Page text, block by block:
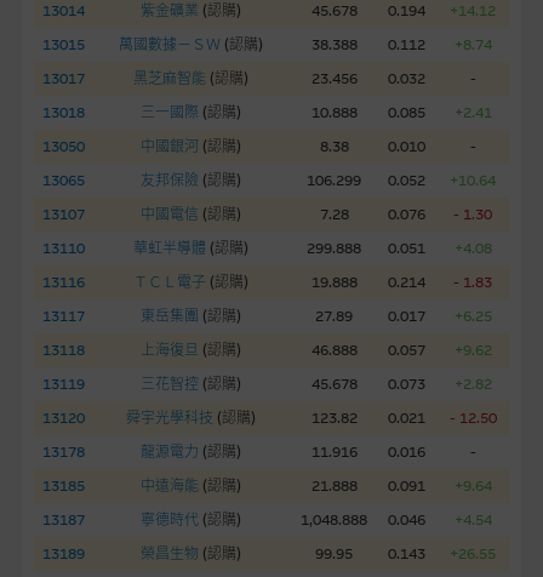
13014
紫金礦業 (認購) 45.678 0.194
+14.12
13015
萬國數據－ＳＷ (認購) 38.388 0.112
+8.74
13017
黑芝麻智能 (認購) 23.456 0.032
-
13018
三一國際 (認購) 10.888 0.085
+2.41
13050
中國銀河 (認購) 8.38 0.010
-
13065
友邦保險 (認購) 106.299 0.052
+10.64
13107
中國電信 (認購) 7.28 0.076
- 1.30
13110
華虹半導體 (認購) 299.888 0.051
+4.08
13116
ＴＣＬ電子 (認購) 19.888 0.214
- 1.83
13117
東岳集團 (認購) 27.89 0.017
+6.25
13118
上海復旦 (認購) 46.888 0.057
+9.62
13119
三花智控 (認購) 45.678 0.073
+2.82
13120
舜宇光學科技 (認購) 123.82 0.021
- 12.50
13178
龍源電力 (認購) 11.916 0.016
-
13185
中遠海能 (認購) 21.888 0.091
+9.64
13187
寧德時代 (認購) 1,048.888 0.046
+4.54
13189
榮昌生物 (認購) 99.95 0.143
+26.55
及合時性負上責任，除非這是有關適用的的法律及/或法規所規
定。
網站內容不構成要約及徵求要約，或作為任何合約的根據，以購
買或銷售任何證券、貸款或其他工具。網站內容由麥格理集團所
品的過去業績並不保證或預測將來表現。
在法律最大許可的情況下，麥格理集團及其任何相關公司或其董
事、高層職員、僱員或代理人不作陳述，亦不保證網站內容，或
整、合時及準確，對任何因任何形式(包括疏忽)由於網站內容的
錯誤、失實、遺漏、或任何人士對網站內容的依賴而導致的損失
或損毀，亦一概不會承擔責任或債務。
本使用條款的所有方面均受香港法例管限。
無法收回部份或全部應收款項。結構性產品價格可升可跌。過往